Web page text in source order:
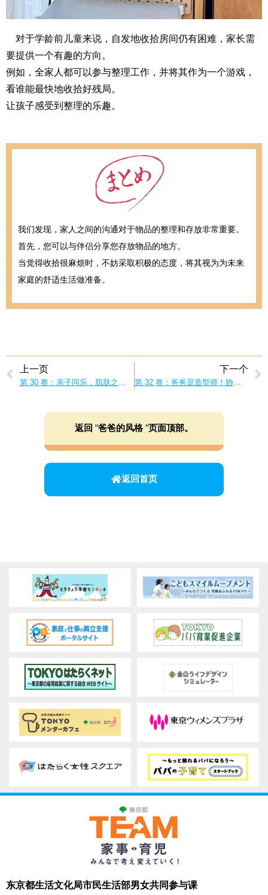
对于学龄前儿童来说，自发地收拾房间仍有困难，家长需
要提供一个有趣的方向。
例如，全家人都可以参与整理工作，并将其作为一个游戏，
看谁能最快地收拾好残局。
让孩子感受到整理的乐趣。
我们发现，家人之间的沟通对于物品的整理和存放非常重要。
首先，您可以与伴侣分享您存放物品的地方。
当觉得收拾很麻烦时，不妨采取积极的态度，将其视为为未来
家庭的舒适生活做准备。
上一页 下一个
第 32 卷：爸爸是造型师！协调孩子们的衣服！
返回 "爸爸的风格 "页面顶部。
返回首页
东京都生活文化局市民生活部男女共同参与课